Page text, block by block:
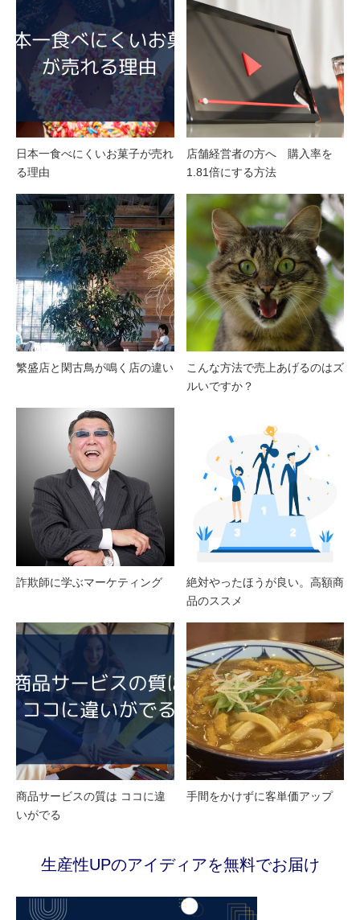
日本一食べにくいお菓子が売れ
る理由
店舗経営者の方へ 購入率を
1.81倍にする方法
繁盛店と閑古鳥が鳴く店の違い
こんな方法で売上あげるのはズ
ルいですか？
詐欺師に学ぶマーケティング
絶対やったほうが良い。高額商
品のススメ
商品サービスの質は ココに違
いがでる
手間をかけずに客単価アップ
生産性UPのアイディアを無料でお届け